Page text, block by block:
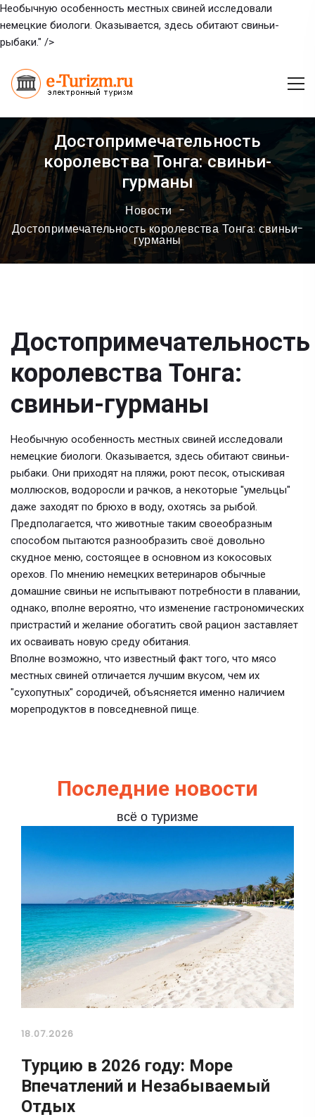
Необычную особенность местных свиней исследовали
немецкие биологи. Оказывается, здесь обитают свиньи-
рыбаки." />
Достопримечательность
королевства Тонга: свиньи-
гурманы
Новости
Достопримечательность королевства Тонга: свиньи-
гурманы
Достопримечательность
королевства Тонга:
свиньи-гурманы
Необычную особенность местных свиней исследовали
немецкие биологи. Оказывается, здесь обитают свиньи-
рыбаки. Они приходят на пляжи, роют песок, отыскивая
моллюсков, водоросли и рачков, а некоторые "умельцы"
даже заходят по брюхо в воду, охотясь за рыбой.
Предполагается, что животные таким своеобразным
способом пытаются разнообразить своё довольно
скудное меню, состоящее в основном из кокосовых
орехов. По мнению немецких ветеринаров обычные
домашние свиньи не испытывают потребности в плавании,
однако, вполне вероятно, что изменение гастрономических
пристрастий и желание обогатить свой рацион заставляет
их осваивать новую среду обитания.
Вполне возможно, что известный факт того, что мясо
местных свиней отличается лучшим вкусом, чем их
"сухопутных" сородичей, объясняется именно наличием
морепродуктов в повседневной пище.
Последние новости
всё о туризме
18.07.2026
Турцию в 2026 году: Море
Впечатлений и Незабываемый
Отдых